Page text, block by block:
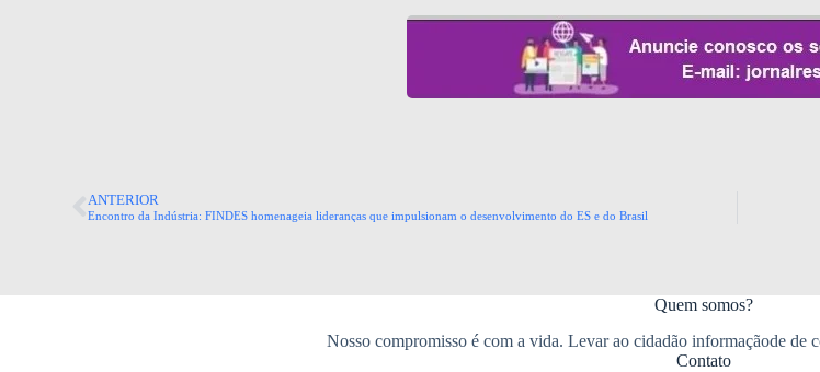
ANTERIOR
Encontro da Indústria: FINDES homenageia lideranças que impulsionam o desenvolvimento do ES e do Brasil
Quem somos?
Nosso compromisso é com a vida. Levar ao cidadão informaçãode de
Contato